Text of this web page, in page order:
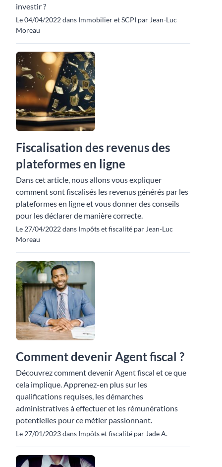
investir ?
Le 04/04/2022 dans Immobilier et SCPI par Jean-Luc
Moreau
Fiscalisation des revenus des
plateformes en ligne
Dans cet article, nous allons vous expliquer
comment sont fiscalisés les revenus générés par les
plateformes en ligne et vous donner des conseils
pour les déclarer de manière correcte.
Le 27/04/2022 dans Impôts et fiscalité par Jean-Luc
Moreau
Comment devenir Agent fiscal ?
Découvrez comment devenir Agent fiscal et ce que
cela implique. Apprenez-en plus sur les
qualifications requises, les démarches
administratives à effectuer et les rémunérations
potentielles pour ce métier passionnant.
Le 27/01/2023 dans Impôts et fiscalité par Jade A.